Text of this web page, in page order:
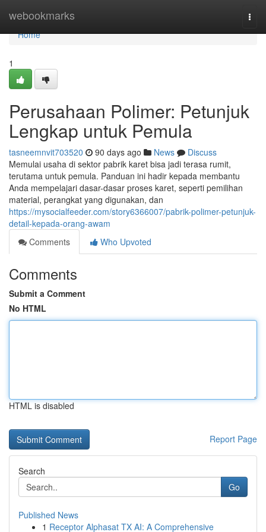
webookmarks
Home
Home
1
Perusahaan Polimer: Petunjuk
Lengkap untuk Pemula
tasneemnvit703520 90 days ago News
Discuss
Memulai usaha di sektor pabrik karet bisa jadi terasa rumit,
terutama untuk pemula. Panduan ini hadir kepada membantu
Anda mempelajari dasar-dasar proses karet, seperti pemilihan
material, perangkat yang digunakan, dan
https://mysocialfeeder.com/story6366007/pabrik-polimer-petunjuk-
detail-kepada-orang-awam
Comments
Who Upvoted
Comments
Submit a Comment
No HTML
HTML is disabled
Report Page
Search
Go
Published News
1 Receptor Alphasat TX AI: A Comprehensive